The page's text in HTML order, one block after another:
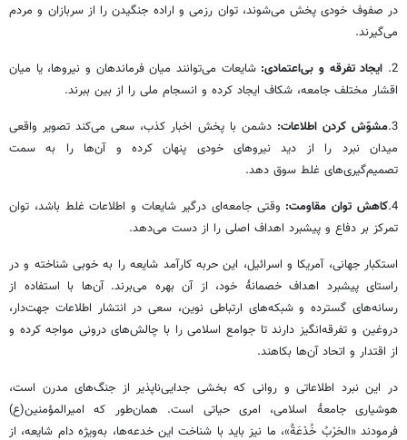
در صفوف خودی پخش می‌شوند، توان رزمی و اراده جنگیدن را از سربازان و مردم
می‌گیرند.
2. ایجاد تفرقه و بی‌اعتمادی: شایعات می‌توانند میان فرماندهان و نیروها، یا میان
اقشار مختلف جامعه، شکاف ایجاد کرده و انسجام ملی را از بین ببرند.
3. مشوّش کردن اطلاعات: دشمن با پخش اخبار کذب، سعی می‌کند تصویر واقعی
میدان نبرد را از دید نیروهای خودی پنهان کرده و آن‌ها را به سمت
تصمیم‌گیری‌های غلط سوق دهد.
4. کاهش توان مقاومت: وقتی جامعه‌ای درگیر شایعات و اطلاعات غلط باشد، توان
تمرکز بر دفاع و پیشبرد اهداف اصلی را از دست می‌دهد.
استکبار جهانی، آمریکا و اسرائیل، این حربه کارآمد شایعه را به خوبی شناخته و در
راستای پیشبرد اهداف خصمانهٔ خود، از آن بهره می‌برند. آن‌ها با استفاده از
رسانه‌های گسترده و شبکه‌های ارتباطی نوین، سعی در انتشار اطلاعات جهت‌دار،
دروغین و تفرقه‌انگیز دارند تا جوامع اسلامی را با چالش‌های درونی مواجه کرده و
از اقتدار و اتحاد آن‌ها بکاهند.
در این نبرد اطلاعاتی و روانی که بخشی جدایی‌ناپذیر از جنگ‌های مدرن است،
هوشیاری جامعهٔ اسلامی، امری حیاتی است. همان‌طور که امیرالمؤمنین(ع)
فرمودند «الحَرْبُ خُدْعَةٌ»، ما نیز باید با شناخت این خدعه‌ها، به‌ویژه دام شایعه، از